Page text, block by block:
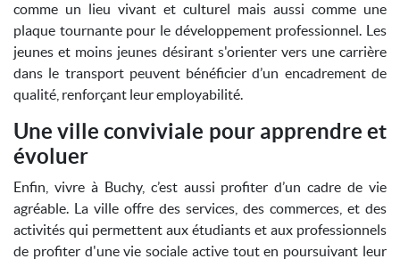
comme un lieu vivant et culturel mais aussi comme une
plaque tournante pour le développement professionnel. Les
jeunes et moins jeunes désirant s'orienter vers une carrière
dans le transport peuvent bénéficier d’un encadrement de
qualité, renforçant leur employabilité.
Une ville conviviale pour apprendre et
évoluer
Enfin, vivre à Buchy, c’est aussi profiter d’un cadre de vie
agréable. La ville offre des services, des commerces, et des
activités qui permettent aux étudiants et aux professionnels
de profiter d'une vie sociale active tout en poursuivant leur